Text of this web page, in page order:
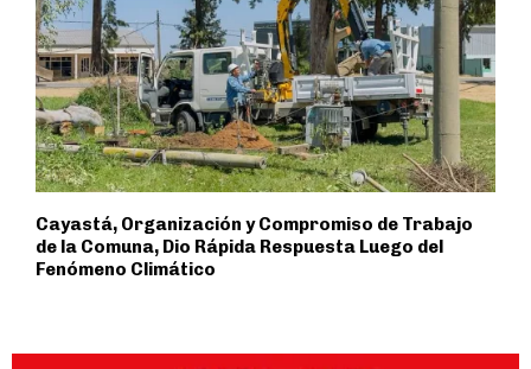
Cayastá, Organización y Compromiso de Trabajo
de la Comuna, Dio Rápida Respuesta Luego del
Fenómeno Climático